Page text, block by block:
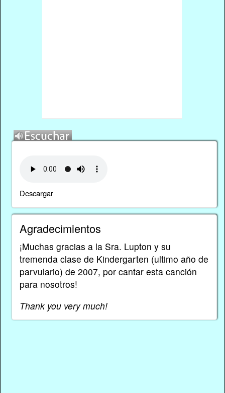
Descargar
Agradecimientos
¡Muchas gracias a la Sra. Lupton y su
tremenda clase de Kindergarten (ultimo año de
parvulario) de 2007, por cantar esta canción
para nosotros!
Thank you very much!